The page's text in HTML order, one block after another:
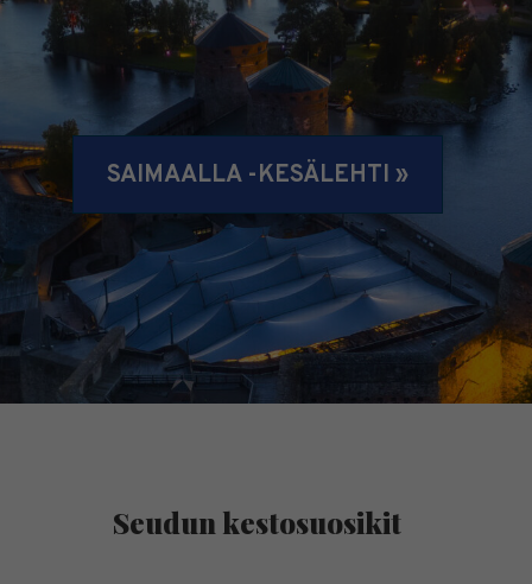
SAIMAALLA -KESÄLEHTI »
Seudun kestosuosikit